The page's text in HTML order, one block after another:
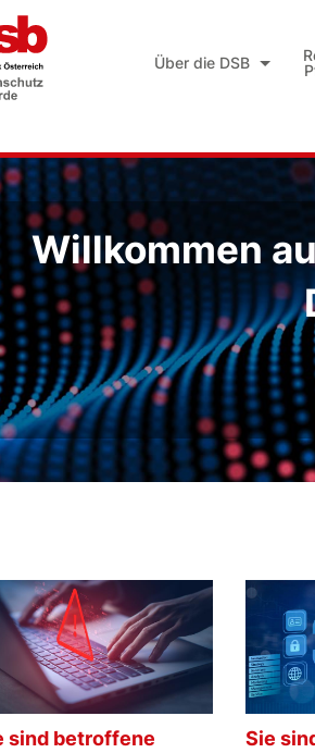
Über die DSB
Willkommen
sind betroffene
Sie